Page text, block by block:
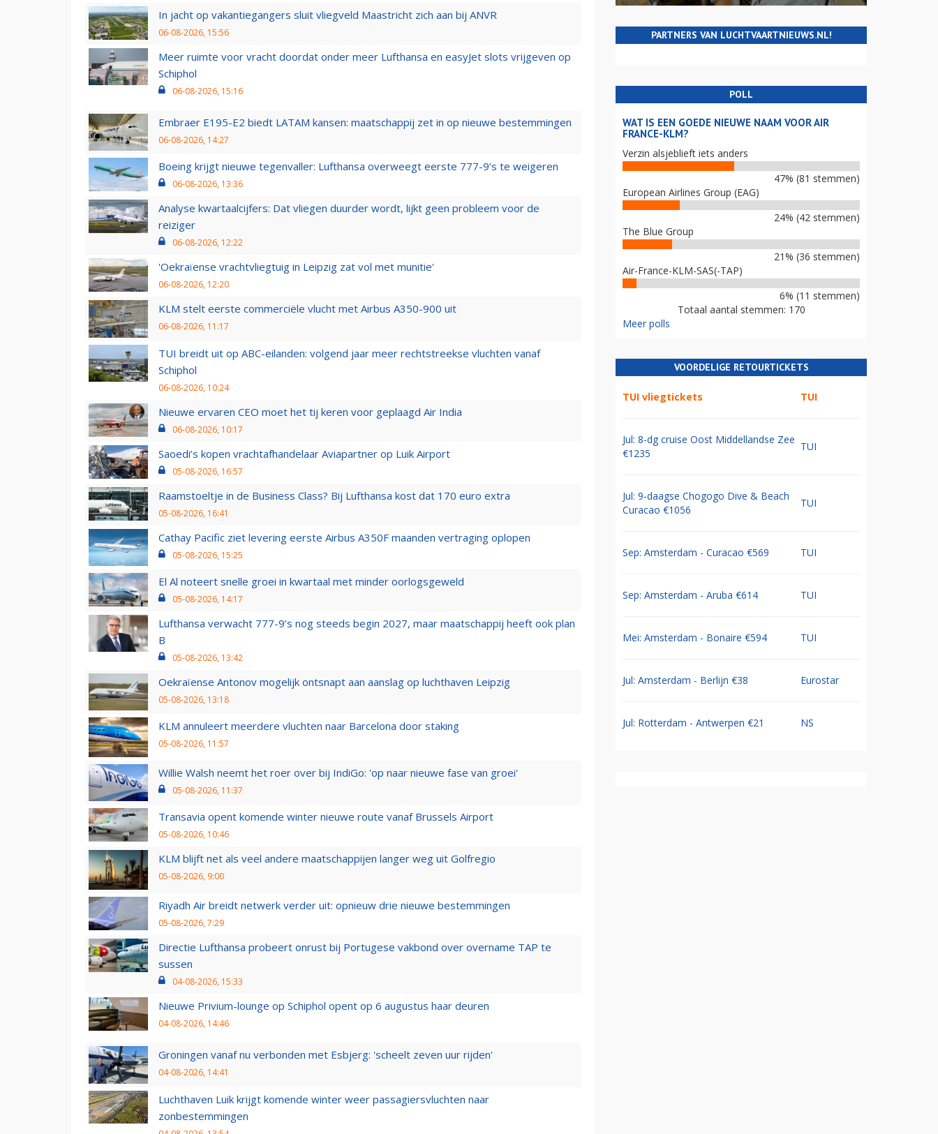
In jacht op vakantiegangers sluit vliegveld Maastricht zich aan bij ANVR
06-08-2026, 15:56
Meer ruimte voor vracht doordat onder meer Lufthansa en easyJet slots vrijgeven op
Schiphol
06-08-2026, 15:16
Embraer E195-E2 biedt LATAM kansen: maatschappij zet in op nieuwe bestemmingen
06-08-2026, 14:27
Boeing krijgt nieuwe tegenvaller: Lufthansa overweegt eerste 777-9’s te weigeren
06-08-2026, 13:36
Analyse kwartaalcijfers: Dat vliegen duurder wordt, lijkt geen probleem voor de
reiziger
06-08-2026, 12:22
'Oekraïense vrachtvliegtuig in Leipzig zat vol met munitie'
06-08-2026, 12:20
KLM stelt eerste commerciële vlucht met Airbus A350-900 uit
06-08-2026, 11:17
TUI breidt uit op ABC-eilanden: volgend jaar meer rechtstreekse vluchten vanaf
Schiphol
06-08-2026, 10:24
Nieuwe ervaren CEO moet het tij keren voor geplaagd Air India
06-08-2026, 10:17
Saoedi’s kopen vrachtafhandelaar Aviapartner op Luik Airport
05-08-2026, 16:57
Raamstoeltje in de Business Class? Bij Lufthansa kost dat 170 euro extra
05-08-2026, 16:41
Cathay Pacific ziet levering eerste Airbus A350F maanden vertraging oplopen
05-08-2026, 15:25
El Al noteert snelle groei in kwartaal met minder oorlogsgeweld
05-08-2026, 14:17
Lufthansa verwacht 777-9’s nog steeds begin 2027, maar maatschappij heeft ook plan
B
05-08-2026, 13:42
Oekraïense Antonov mogelijk ontsnapt aan aanslag op luchthaven Leipzig
05-08-2026, 13:18
KLM annuleert meerdere vluchten naar Barcelona door staking
05-08-2026, 11:57
Willie Walsh neemt het roer over bij IndiGo: 'op naar nieuwe fase van groei'
05-08-2026, 11:37
Transavia opent komende winter nieuwe route vanaf Brussels Airport
05-08-2026, 10:46
KLM blijft net als veel andere maatschappijen langer weg uit Golfregio
05-08-2026, 9:00
Riyadh Air breidt netwerk verder uit: opnieuw drie nieuwe bestemmingen
05-08-2026, 7:29
Directie Lufthansa probeert onrust bij Portugese vakbond over overname TAP te
sussen
04-08-2026, 15:33
Nieuwe Privium-lounge op Schiphol opent op 6 augustus haar deuren
04-08-2026, 14:46
Groningen vanaf nu verbonden met Esbjerg: 'scheelt zeven uur rijden'
04-08-2026, 14:41
Luchthaven Luik krijgt komende winter weer passagiersvluchten naar
zonbestemmingen
PARTNERS VAN LUCHTVAARTNIEUWS.NL!
POLL
WAT IS EEN GOEDE NIEUWE NAAM VOOR AIR
FRANCE-KLM?
Verzin alsjeblieft iets anders
47% (81 stemmen)
European Airlines Group (EAG)
24% (42 stemmen)
The Blue Group
21% (36 stemmen)
Air-France-KLM-SAS(-TAP)
6% (11 stemmen)
Totaal aantal stemmen: 170
Meer polls
VOORDELIGE RETOURTICKETS
TUI vliegtickets TUI
Jul: 8-dg cruise Oost Middellandse Zee
€1235
TUI
Jul: 9-daagse Chogogo Dive & Beach
Curacao €1056
TUI
Sep: Amsterdam - Curacao €569 TUI
Sep: Amsterdam - Aruba €614 TUI
Mei: Amsterdam - Bonaire €594 TUI
Jul: Amsterdam - Berlijn €38 Eurostar
Jul: Rotterdam - Antwerpen €21 NS